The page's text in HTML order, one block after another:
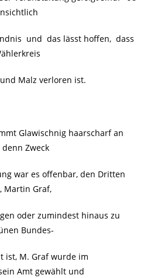
und das lässt hoffen, dass
Malz verloren ist.
Glawischnig haarscharf an
Zweck
war es offenbar, den Dritten
Martin Graf,
oder zumindest hinaus zu
Bundes-
ist, M. Graf wurde im
Amt gewählt und